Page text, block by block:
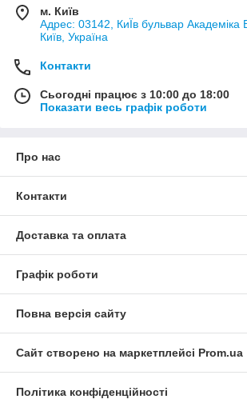
м. Київ
Адрес: 03142, КиЇв бульвар Академіка
Київ, Україна
Контакти
Сьогодні працює з 10:00 до 18:00
Показати весь графік роботи
Про нас
Контакти
Доставка та оплата
Графік роботи
Повна версія сайту
Сайт створено на маркетплейсі Prom.ua
Політика конфіденційності